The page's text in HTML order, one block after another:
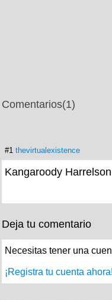
Comentarios(1)
#1 thevirtualexistence
Kangaroody
Deja tu comentario
Necesitas tener una
¡Registra tu cuenta ahora!